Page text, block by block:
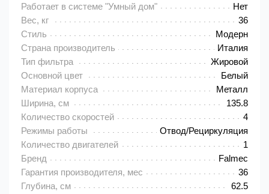
Работает в системе "Умный дом"
Нет
Вес, кг
36
Стиль
Модерн
Страна производитель
Италия
Тип фильтра
Жировой
Основной цвет
Белый
Материал корпуса
Металл
Ширина, см
135.8
Количество скоростей
4
Режимы работы
Отвод/Рециркуляция
Количество двигателей
1
Бренд
Falmec
Гарантия производителя, мес
36
Глубина, см
62.5